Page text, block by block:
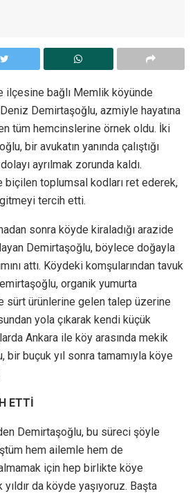
ilçesine bağlı Memlik köyünde
Demirtaşoğlu, azmiyle hayatına
tüm hemcinslerine örnek oldu. İki
bir avukatın yanında çalıştığı
ayrılmak zorunda kaldı.
biçilen toplumsal kodları ret ederek,
tercih etti.
sonra köyde kiraladığı arazide
Demirtaşoğlu, böylece doğayla
attı. Köydeki komşularından tavuk
organik yumurta
sürt ürünlerine gelen talep üzerine
yola çıkarak kendi küçük
Ankara ile köy arasında mekik
bir buçuk yıl sonra tamamıyla köye
ETTİ
Demirtaşoğlu, bu süreci şöyle
hem ailemle hem de
için hep birlikte köye
yıldır da köyde yaşıyoruz. Başta